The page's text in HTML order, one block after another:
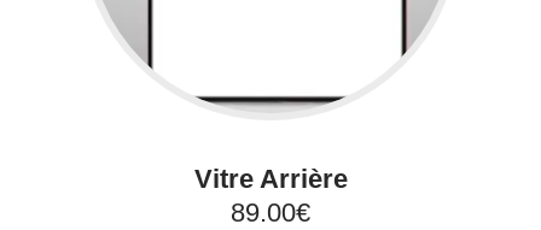
Vitre Arrière
89.00€